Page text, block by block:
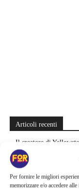
Per fornire le migliori
memorizzare e/o accedere
Articoli recenti
Il creatore di
Fallout e One Piece: il
Ted Lasso cambia
dal calcio femminile: